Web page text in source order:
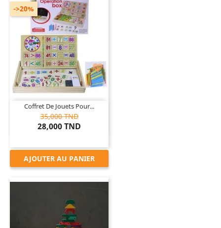

Coffret De Jouets Pour...
35,000 TND
28,000 TND
->20%
AJOUTER AU PANIER